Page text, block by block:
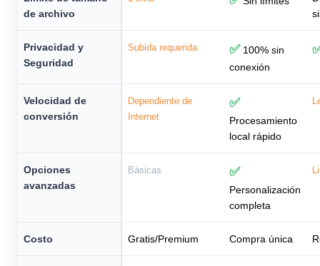
de archivo
Privacidad y
Seguridad
Subida requerida ✅100% sin
conexión
Velocidad de
conversión
Dependiente de
Internet
✅
Procesamiento
local rápido
Opciones
avanzadas
Básicas ✅
Personalización
completa
Costo Gratis/Premium Compra única